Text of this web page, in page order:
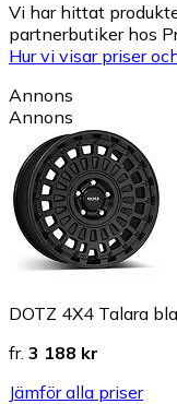
Vi har hittat
partnerbutiker hos
Hur vi visar priser
Annons
Annons
DOTZ 4X4 Talara
fr. 3 188 kr
Jämför alla priser